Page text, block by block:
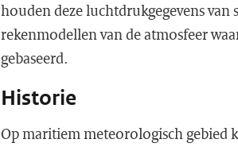
houden deze luchtdrukgegevens van
rekenmodellen van de atmosfeer
gebaseerd.
Historie
Op maritiem meteorologisch gebied